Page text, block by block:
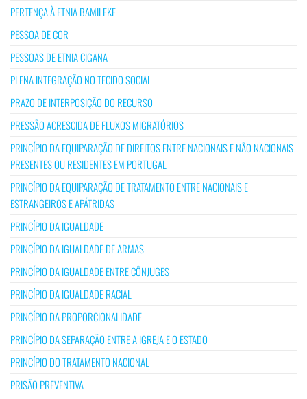
PERTENÇA À ETNIA BAMILEKE
PESSOA DE COR
PESSOAS DE ETNIA CIGANA
PLENA INTEGRAÇÃO NO TECIDO SOCIAL
PRAZO DE INTERPOSIÇÃO DO RECURSO
PRESSÃO ACRESCIDA DE FLUXOS MIGRATÓRIOS
PRINCÍPIO DA EQUIPARAÇÃO DE DIREITOS ENTRE NACIONAIS E NÃO NACIONAIS
PRESENTES OU RESIDENTES EM PORTUGAL
PRINCÍPIO DA EQUIPARAÇÃO DE TRATAMENTO ENTRE NACIONAIS E
ESTRANGEIROS E APÁTRIDAS
PRINCÍPIO DA IGUALDADE
PRINCÍPIO DA IGUALDADE DE ARMAS
PRINCÍPIO DA IGUALDADE ENTRE CÔNJUGES
PRINCÍPIO DA IGUALDADE RACIAL
PRINCÍPIO DA PROPORCIONALIDADE
PRINCÍPIO DA SEPARAÇÃO ENTRE A IGREJA E O ESTADO
PRINCÍPIO DO TRATAMENTO NACIONAL
PRISÃO PREVENTIVA